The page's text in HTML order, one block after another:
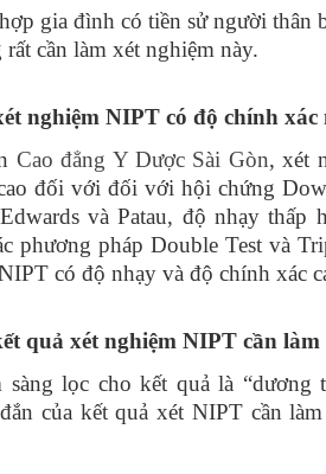
gia đình có tiền sử người thân
cần làm xét nghiệm này.
nghiệm NIPT có độ chính xác
Cao đẳng Y Dược Sài Gòn, xét
đối với đối với hội chứng
và Patau, độ nhạy thấp
phương pháp Double Test và
có độ nhạy và độ chính xác
quả xét nghiệm NIPT cần làm
sàng lọc cho kết quả là “dương
của kết quả xét NIPT cần